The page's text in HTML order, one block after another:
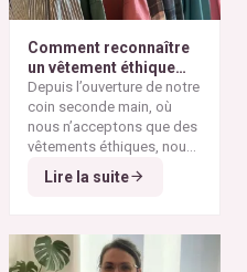
Comment reconnaître
un vêtement éthique
selon nos critères ?
Depuis l’ouverture de notre
coin seconde main, où
nous n’acceptons que des
vêtements éthiques, nous
avons remarqué qu’il n’est
pas toujours simple pour
qui répondent à nos
critères de sélection. Entre
Lire la suite